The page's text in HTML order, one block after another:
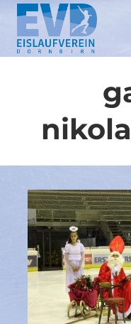
Springe
zum
Inhalt